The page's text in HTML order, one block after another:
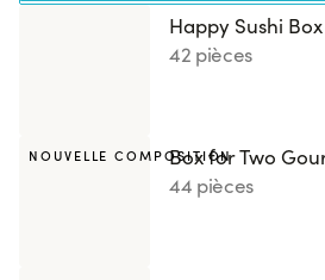
Happy Sushi Box
42 pièces
NOUVELLE COMPOSITION
Box for Two
44 pièces